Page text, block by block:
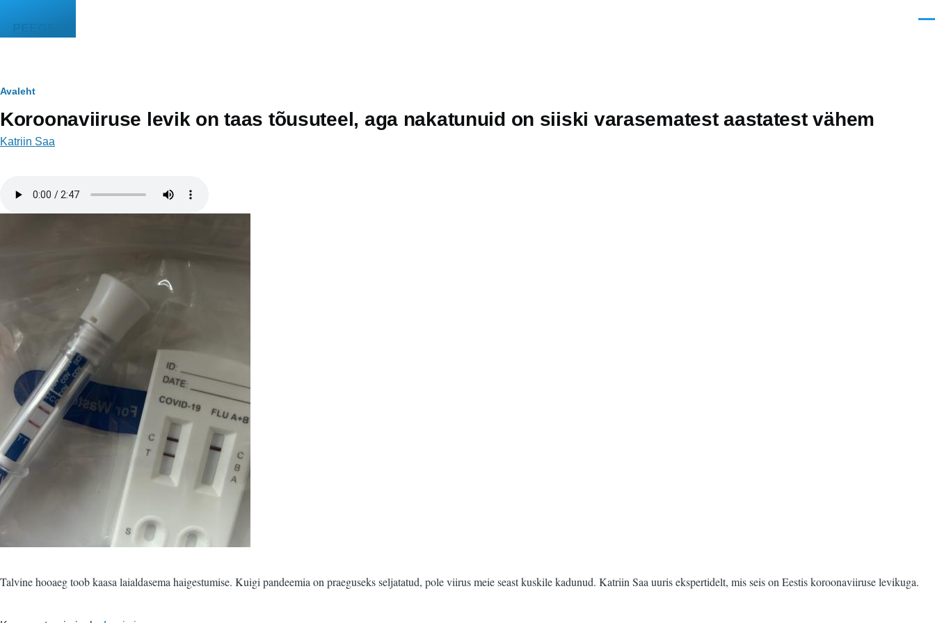
PEEGEL
Leivapuru
Avaleht
Koroonaviiruse levik on taas tõusuteel, aga nakatunuid on siiski varasematest aastatest vähem
Katriin Saa
Talvine hooaeg toob kaasa laialdasema haigestumise. Kuigi pandeemia on praeguseks seljatatud, pole viirus meie seast kuskile kadunud. Katriin Saa uuris ekspertidelt, mis seis on Eestis koroonaviiruse levikuga.